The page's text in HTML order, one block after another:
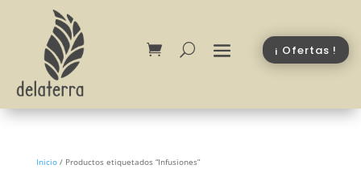
¡ Ofertas !
Inicio/ Productos etiquetados “Infusiones”